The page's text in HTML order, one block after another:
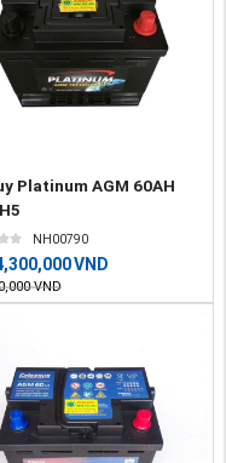
Platinum AGM 60AH
NH00790
VND
VND